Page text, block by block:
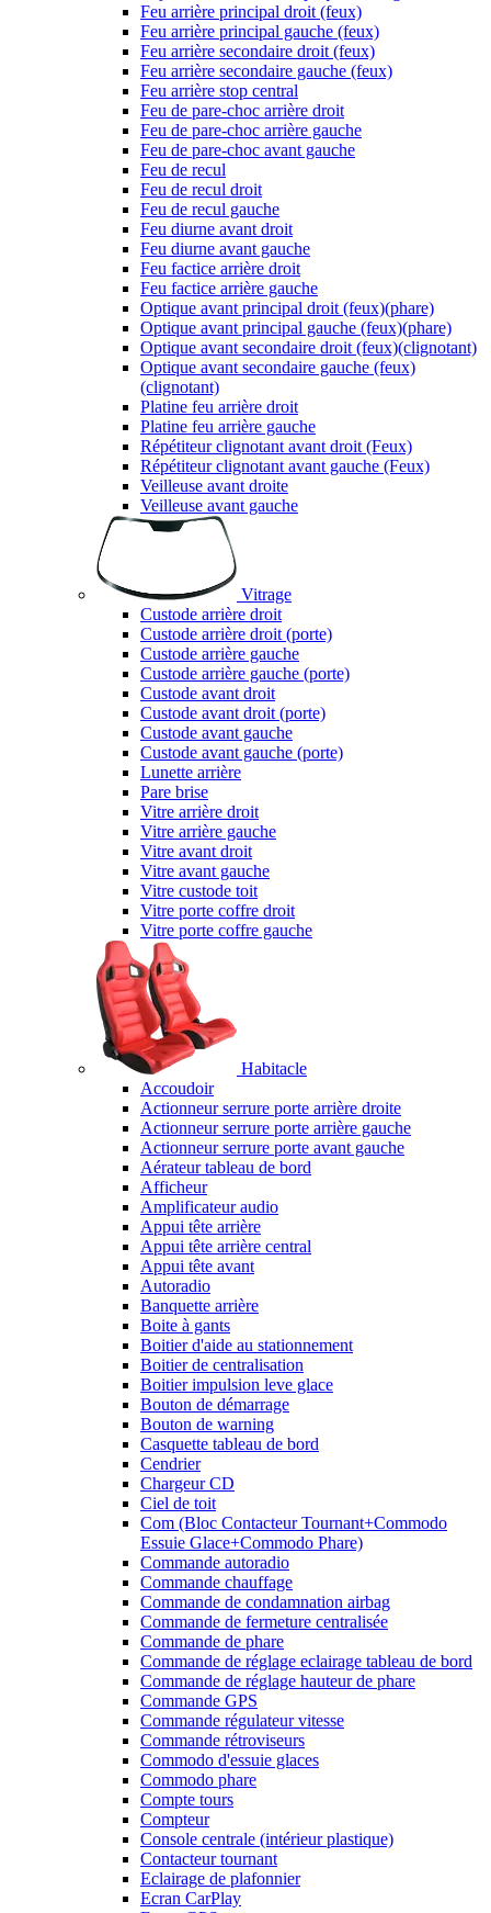
Feu arrière principal droit (feux)
Feu arrière principal gauche (feux)
Feu arrière secondaire droit (feux)
Feu arrière secondaire gauche (feux)
Feu arrière stop central
Feu de pare-choc arrière droit
Feu de pare-choc arrière gauche
Feu de pare-choc avant gauche
Feu de recul
Feu de recul droit
Feu de recul gauche
Feu diurne avant droit
Feu diurne avant gauche
Feu factice arrière droit
Feu factice arrière gauche
Optique avant principal droit (feux)(phare)
Optique avant principal gauche (feux)(phare)
Optique avant secondaire droit (feux)(clignotant)
Optique avant secondaire gauche (feux)
(clignotant)
Platine feu arrière droit
Platine feu arrière gauche
Répétiteur clignotant avant droit (Feux)
Répétiteur clignotant avant gauche (Feux)
Veilleuse avant droite
Veilleuse avant gauche
Vitrage
Custode arrière droit
Custode arrière droit (porte)
Custode arrière gauche
Custode arrière gauche (porte)
Custode avant droit
Custode avant droit (porte)
Custode avant gauche
Custode avant gauche (porte)
Lunette arrière
Pare brise
Vitre arrière droit
Vitre arrière gauche
Vitre avant droit
Vitre avant gauche
Vitre custode toit
Vitre porte coffre droit
Vitre porte coffre gauche
Habitacle
Accoudoir
Actionneur serrure porte arrière droite
Actionneur serrure porte arrière gauche
Actionneur serrure porte avant gauche
Aérateur tableau de bord
Afficheur
Amplificateur audio
Appui tête arrière
Appui tête arrière central
Appui tête avant
Autoradio
Banquette arrière
Boite à gants
Boitier d'aide au stationnement
Boitier de centralisation
Boitier impulsion leve glace
Bouton de démarrage
Bouton de warning
Casquette tableau de bord
Cendrier
Chargeur CD
Ciel de toit
Com (Bloc Contacteur Tournant+Commodo
Essuie Glace+Commodo Phare)
Commande autoradio
Commande chauffage
Commande de condamnation airbag
Commande de fermeture centralisée
Commande de phare
Commande de réglage eclairage tableau de bord
Commande de réglage hauteur de phare
Commande GPS
Commande régulateur vitesse
Commande rétroviseurs
Commodo d'essuie glaces
Commodo phare
Compte tours
Compteur
Console centrale (intérieur plastique)
Contacteur tournant
Eclairage de plafonnier
Ecran CarPlay